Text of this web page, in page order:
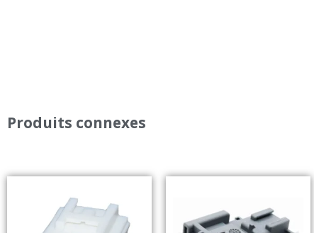
Produits connexes